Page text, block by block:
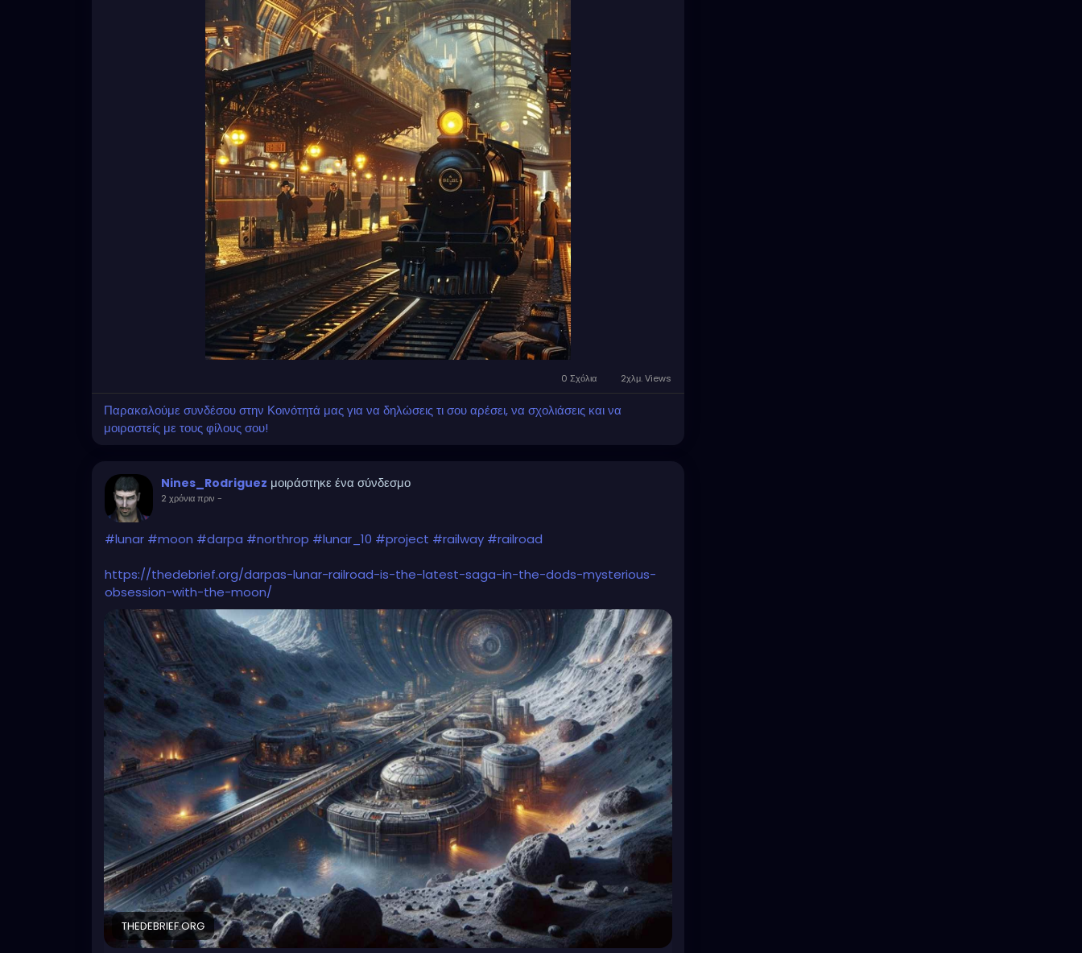
0 Σχόλια 2χλμ. Views
Παρακαλούμε συνδέσου στην Κοινότητά μας για να δηλώσεις τι σου αρέσει, να σχολιάσεις και να
μοιραστείς με τους φίλους σου!
Nines_Rodriguez μοιράστηκε ένα σύνδεσμο
2 χρόνια πριν -
#lunar #moon #darpa #northrop #lunar_10 #project #railway #railroad
https://thedebrief.org/darpas-lunar-railroad-is-the-latest-saga-in-the-dods-mysterious-
obsession-with-the-moon/
THEDEBRIEF.ORG